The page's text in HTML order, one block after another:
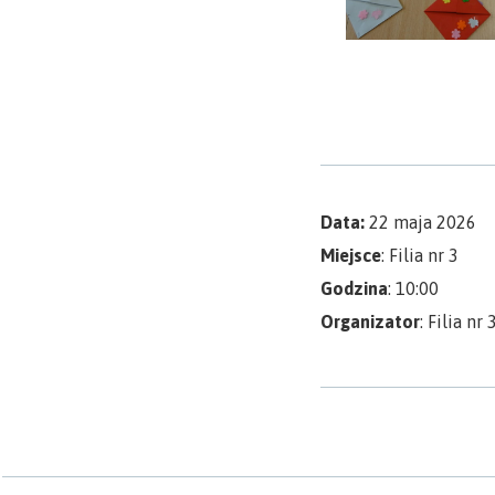
Data: 22 maja 2026
Miejsce: Filia nr 3
Godzina: 10:00
Organizator: Filia nr